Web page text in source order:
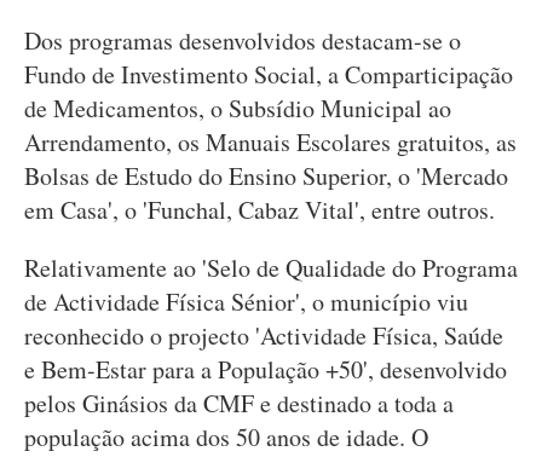
Dos programas desenvolvidos destacam-se o
Fundo de Investimento Social, a Comparticipação
de Medicamentos, o Subsídio Municipal ao
Arrendamento, os Manuais Escolares gratuitos, as
Bolsas de Estudo do Ensino Superior, o 'Mercado
em Casa', o 'Funchal, Cabaz Vital', entre outros.
Relativamente ao 'Selo de Qualidade do Programa
de Actividade Física Sénior', o município viu
reconhecido o projecto 'Actividade Física, Saúde
e Bem-Estar para a População +50', desenvolvido
pelos Ginásios da CMF e destinado a toda a
população acima dos 50 anos de idade. O